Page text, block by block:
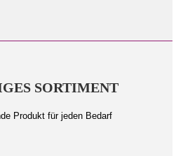
SORTIMENT
Produkt für jeden Bedarf